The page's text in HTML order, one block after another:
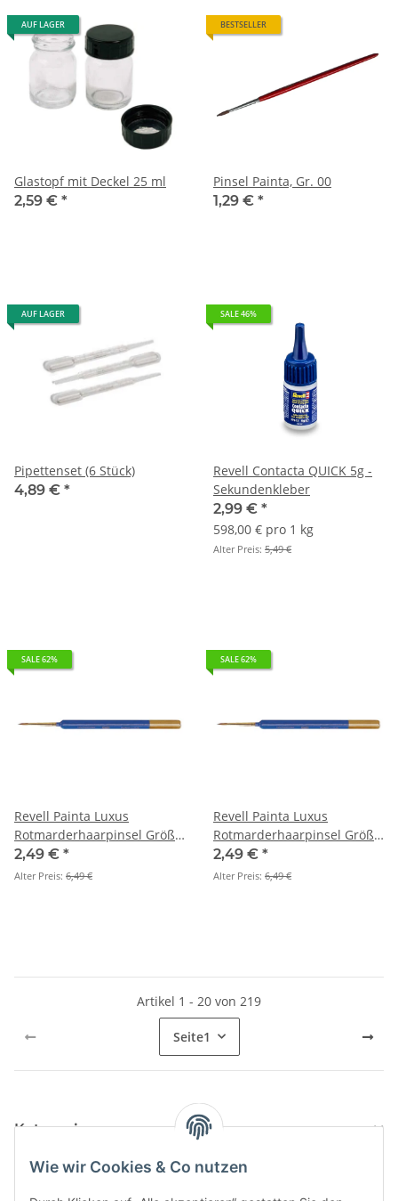
AUF LAGER
Glastopf mit Deckel 25 ml
2,59 € *
BESTSELLER
Pinsel Painta, Gr. 00
1,29 € *
AUF LAGER
Pipettenset (6 Stück)
4,89 € *
SALE 46%
Revell Contacta QUICK 5g -
Sekundenkleber
2,99 € *
598,00 € pro 1 kg
Alter Preis: 5,49 €
SALE 62%
Revell Painta Luxus
Rotmarderhaarpinsel Größe
0
2,49 € *
Alter Preis: 6,49 €
SALE 62%
Revell Painta Luxus
Rotmarderhaarpinsel Größe
1
2,49 € *
Alter Preis: 6,49 €
Artikel 1 - 20 von 219
Seite1
Kategorien
Wie wir Cookies & Co nutzen